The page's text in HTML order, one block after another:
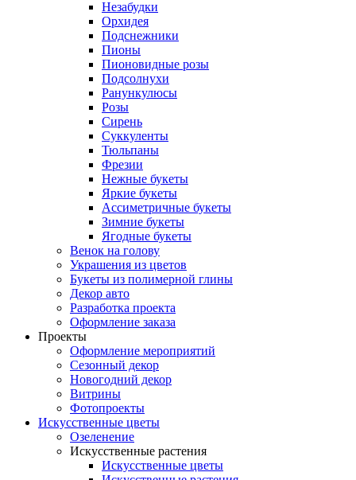
Незабудки
Орхидея
Подснежники
Пионы
Пионовидные розы
Подсолнухи
Ранункулюсы
Розы
Сирень
Суккуленты
Тюльпаны
Фрезии
Нежные букеты
Яркие букеты
Ассиметричные букеты
Зимние букеты
Ягодные букеты
Венок на голову
Украшения из цветов
Букеты из полимерной глины
Декор авто
Разработка проекта
Оформление заказа
Проекты
Оформление мероприятий
Сезонный декор
Новогодний декор
Витрины
Фотопроекты
Искусственные цветы
Озеленение
Искусственные растения
Искусственные цветы